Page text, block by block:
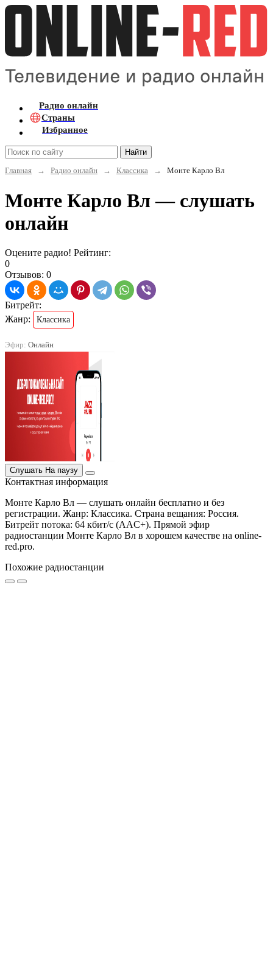
Радио онлайн
Страны
Избранное
Найти
Главная
→ Радио онлайн → Классика → Монте Карло Вл
Монте Карло Вл — слушать
онлайн
Оцените радио! Рейтинг:
0
Отзывов: 0
Битрейт:
Жанр:
Классика
Эфир: Онлайн
Слушать На паузу
Контактная информация
Монте Карло Вл — слушать онлайн бесплатно и без
регистрации. Жанр: Классика. Страна вещания: Россия.
Битрейт потока: 64 кбит/с (AAC+). Прямой эфир
радиостанции Монте Карло Вл в хорошем качестве на online-
red.pro.
Похожие радиостанции